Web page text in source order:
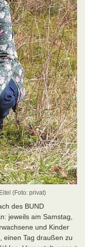
(Foto: privat)
des BUND
jeweils am Samstag,
und Kinder
einen Tag draußen zu